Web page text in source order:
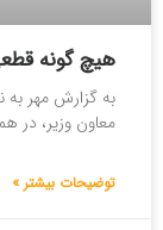
هیچ گونه
به گزارش مهر به
معاون وزیر، در
توضیحات بیشتر »